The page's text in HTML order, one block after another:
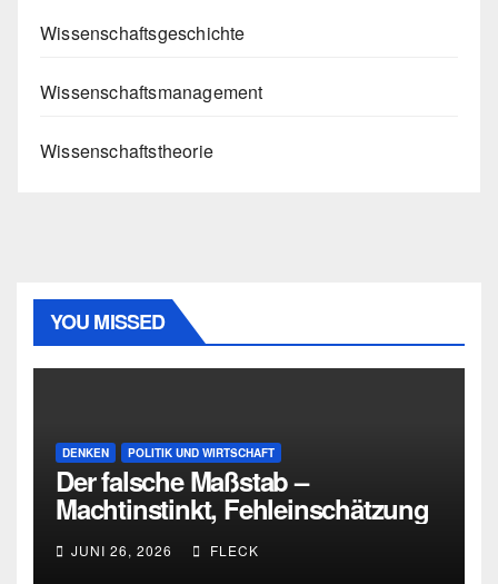
Wissenschaftsgeschichte
Wissenschaftsmanagement
Wissenschaftstheorie
YOU MISSED
DENKEN POLITIK UND WIRTSCHAFT
Der falsche Maßstab –
Machtinstinkt, Fehleinschätzung
und die Grenzen intellektueller
Urteilskraft
JUNI 26, 2026 FLECK